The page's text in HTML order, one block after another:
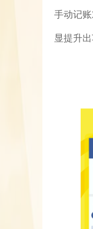
手动记
显提升